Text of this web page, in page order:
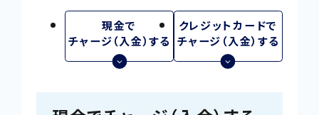
ド
ウ
現金で
チャージ（入金）する
クレジットカードで
チャージ（入金）する